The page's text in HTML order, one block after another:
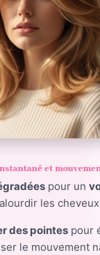
et
pour un
les
des pointespour
le mouvement